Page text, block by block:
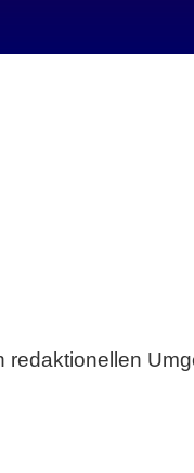
redaktionellen